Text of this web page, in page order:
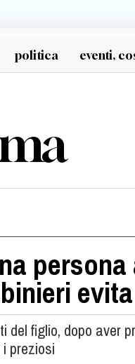
politica eventi,
figlio, dopo aver
preziosi